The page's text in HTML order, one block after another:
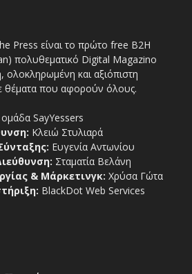
Press είναι το πρώτο free Β2Η
πολυθεματικό Digital Magazino
ολοκληρωμένη και αξιόπιστη
θέματα που αφορούν όλους.
SayYessers
Κλειώ Στυλιαρά
Ευγενία Αντωνίου
Σταματία Βελάνη
& Μάρκετινγκ: Χρύσα Γώτα
BlackDot Web Services